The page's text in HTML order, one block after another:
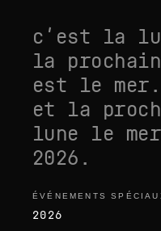
c’est la
la
est le
et la
lune le
2026 .
événements spéciaux
ÉVÉNEMENTS
2026